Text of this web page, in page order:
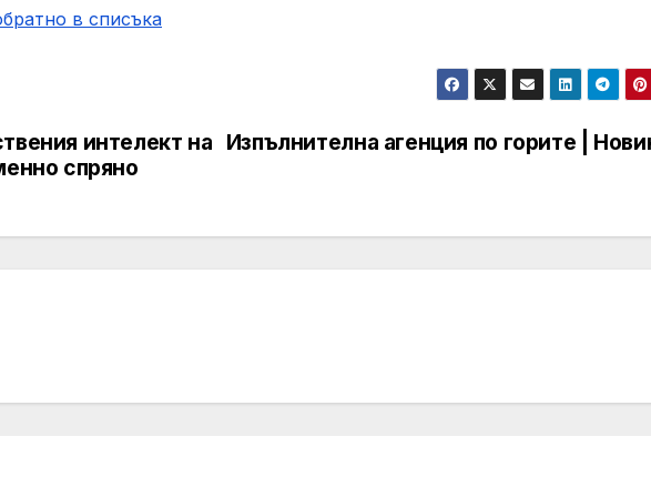
в списъка
Изпълнителна агенция по горите |
интелект на
спряно